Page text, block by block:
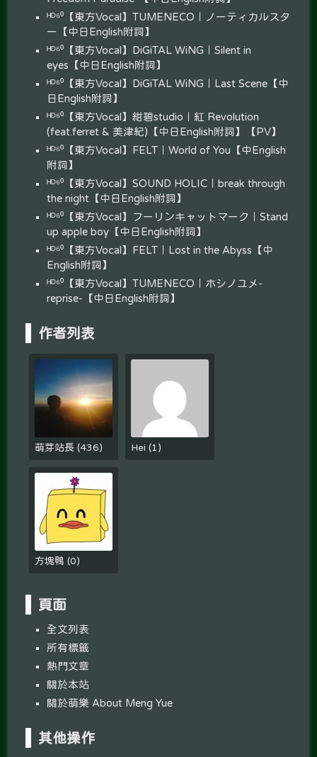
ᴴᴰ⁶⁰【東方Vocal】TUMENECO｜ノーティカルスタ
ー【中日English附詞】
ᴴᴰ⁶⁰【東方Vocal】DiGiTAL WiNG｜Silent in
eyes【中日English附詞】
ᴴᴰ⁶⁰【東方Vocal】DiGiTAL WiNG｜Last Scene【中
日English附詞】
ᴴᴰ⁶⁰【東方Vocal】紺碧studio｜紅 Revolution
(feat.ferret & 美津紀)【中日English附詞】【PV】
ᴴᴰ⁶⁰【東方Vocal】FELT｜World of You【中English
附詞】
ᴴᴰ⁶⁰【東方Vocal】SOUND HOLIC｜break through
the night【中日English附詞】
ᴴᴰ⁶⁰【東方Vocal】フーリンキャットマーク｜Stand
up apple boy【中日English附詞】
ᴴᴰ⁶⁰【東方Vocal】FELT｜Lost in the Abyss【中
English附詞】
ᴴᴰ⁶⁰【東方Vocal】TUMENECO｜ホシノユメ-
reprise-【中日English附詞】
作者列表
萌芽站長(436) Hei(1 )
方塊鴨(0)
頁面
全文列表
所有標籤
熱門文章
關於本站
關於萌樂 About Meng Yue
其他操作